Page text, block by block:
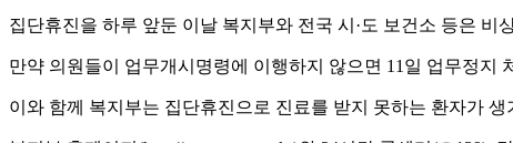
집단휴진을 하루 앞둔 이날 복지부와 전국 시·도 보건소 등은
만약 의원들이 업무개시명령에 이행하지 않으면 11일 업무정지
이와 함께 복지부는 집단휴진으로 진료를 받지 못하는 환자가